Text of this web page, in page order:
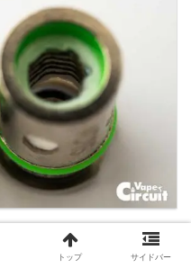
ルだけに、 味わいはラ
トップ サイドバー